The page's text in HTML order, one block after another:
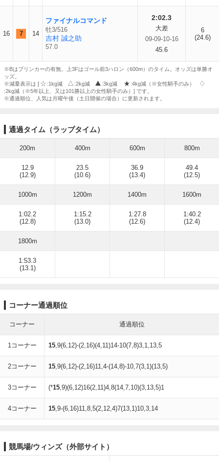
16 7 14
ファイナルコマンド
牡3/516
吉村 誠之助
57.0
2:02.3
大差
09-09-10-16
45.6
6
(24.6)
※Bはブリンカーの有無。上3Fはゴール前3ハロン（600m）のタイム。オッズは単勝オ
ッズ。
※減量表示は [
:1kg減 :2kg減 :3kg減
:4kg減（※女性騎手のみ）
:2kg減（※5年以上、又は101勝以上の女性騎手のみ）] です。
※通過順位、人気は月曜午後（土日開催の場合）に更新されます。
通過タイム（ラップタイム）
200m 400m 600m 800m
12.9
(12.9)
23.5
(10.6)
36.9
(13.4)
49.4
(12.5)
1000m 1200m 1400m 1600m
1:02.2
(12.8)
1:15.2
(13.0)
1:27.8
(12.6)
1:40.2
(12.4)
1800m
1:53.3
(13.1)
コーナー通過順位
コーナー 通過順位
1コーナー 15,9(6,12)-(2,16)(4,11)14-10(7,8)3,1,13,5
2コーナー 15,9(6,12)-(2,16)11,4-(14,8)-10,7(3,1)(13,5)
3コーナー (*15,9)(6,12)16(2,11)4,8(14,7,10)(3,13,5)1
4コーナー 15,9-(6,16)11,8,5(2,12,4)7(13,1)10,3,14
競馬場/ウィンズ（外部サイト）